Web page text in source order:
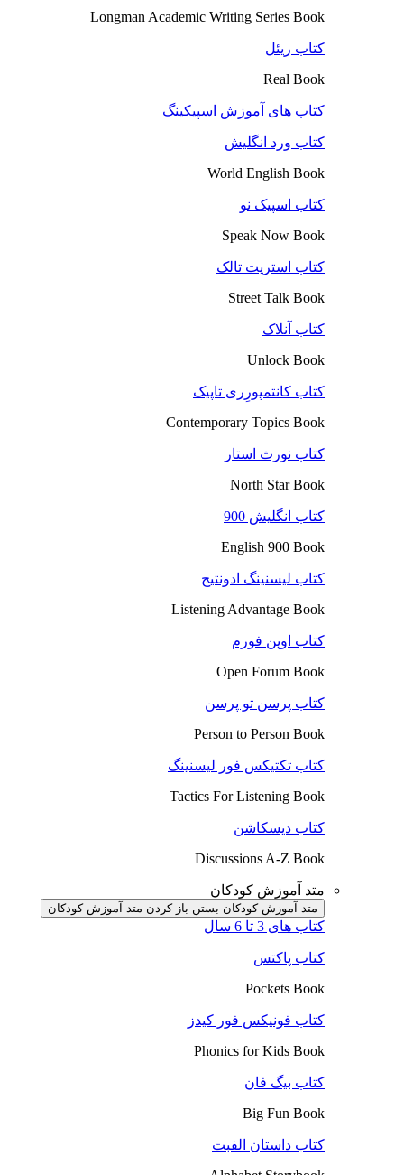
Longman Academic Writing Series Book
کتاب ریئل
Real Book
کتاب های آموزش اسپیکینگ
کتاب ورد انگلیش
World English Book
کتاب اسپیک نو
Speak Now Book
کتاب استریت تالک
Street Talk Book
کتاب آنلاک
Unlock Book
کتاب کانتمپورِری تاپیک
Contemporary Topics Book
کتاب نورث استار
North Star Book
کتاب انگلیش 900
English 900 Book
کتاب لیسنینگ ادونتیج
Listening Advantage Book
کتاب اوپن فورم
Open Forum Book
کتاب پرسن تو پرسن
Person to Person Book
کتاب تکتیکس فور لیسنینگ
Tactics For Listening Book
کتاب دیسکاشن
Discussions A-Z Book
متد آموزش کودکان
متد آموزش کودکان بستن باز کردن متد آموزش کودکان
کتاب های 3 تا 6 سال
کتاب پاکتس
Pockets Book
کتاب فونیکس فور کیدز
Phonics for Kids Book
کتاب بیگ فان
Big Fun Book
کتاب داستان الفبت